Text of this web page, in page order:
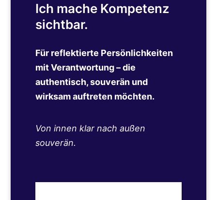
Ich mache Kompetenz
sichtbar.
Für reflektierte Persönlichkeiten
mit Verantwortung – die
authentisch, souverän und
wirksam auftreten möchten.
Von innen klar nach außen
souverän.